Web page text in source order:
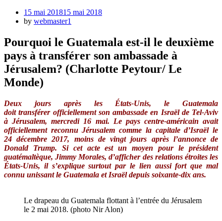
Posted
on
15 mai 201815 mai 2018
by webmaster1
Pourquoi le Guatemala est-il le deuxième
pays à transférer son ambassade à
Jérusalem? (Charlotte Peytour/ Le
Monde)
Deux jours après les États-Unis, le Guatemala
doit transférer officiellement son ambassade en Israël de Tel-Aviv
à Jérusalem, mercredi 16 mai. Le pays centre-américain avait
officiellement reconnu Jérusalem comme la capitale d’Israël le
24 décembre 2017, moins de vingt jours après l’annonce de
Donald Trump. Si cet acte est un moyen pour le président
guatémaltèque, Jimmy Morales, d’afficher des relations étroites les
États-Unis, il s’explique surtout par le lien aussi fort que mal
connu unissant le Guatemala et Israël depuis soixante-dix ans.
Le drapeau du Guatemala flottant à l’entrée du Jérusalem
le 2 mai 2018. (photo Nir Alon)